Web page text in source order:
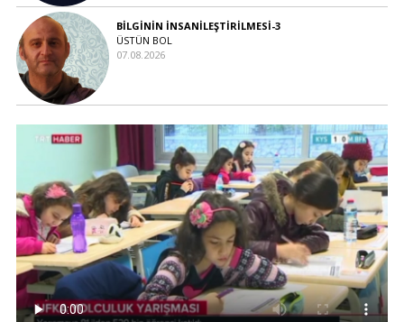
BİLGİNİN İNSANİLEŞTİRİLMESİ-3
ÜSTÜN BOL
07.08.2026